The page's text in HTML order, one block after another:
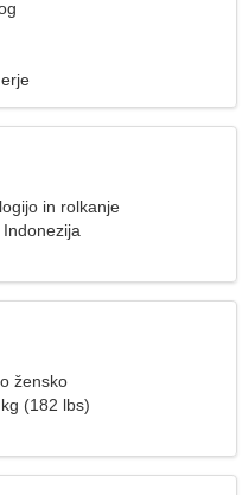
in rolkanje
žensko
(182 lbs)